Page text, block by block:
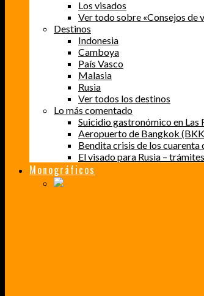
Los visados
Ver todo sobre «Consejos de
Destinos
Indonesia
Camboya
País Vasco
Malasia
Rusia
Ver todos los destinos
Lo más comentado
Suicidio gastronómico en Las
Aeropuerto de Bangkok
Bendita crisis de los cuarenta
El visado para Rusia –
Monográficos